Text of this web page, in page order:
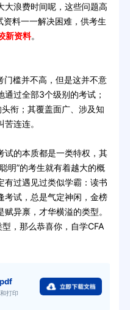
大浪费时间呢，这些问题高
料一一解决困难，供考生
新资料。
槛并不高，但是这并不意
过全部3个级别的考试；
衔；其覆盖面广、涉及知
连连。
的本质都是一类特权，其
明”的考生就有着越大的概
有过遇见过类似学霸：读书
考试，总是气定神闲，金榜
异禀，才华横溢的类型。
，那么恭喜你，自学CFA
打印